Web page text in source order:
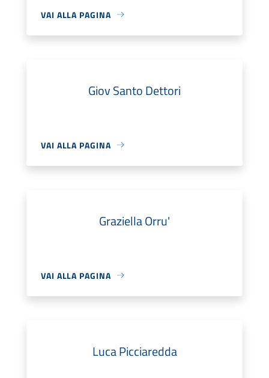
VAI ALLA PAGINA
Giov Santo Dettori
VAI ALLA PAGINA
Graziella Orru'
VAI ALLA PAGINA
Luca Picciaredda